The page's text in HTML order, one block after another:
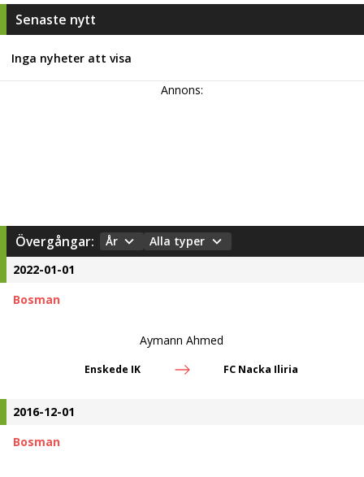
Senaste nytt
Inga nyheter att visa
Annons:
Övergångar: År
Alla typer
2022-01-01
Bosman
Aymann Ahmed
Enskede IK FC Nacka Iliria
2016-12-01
Bosman